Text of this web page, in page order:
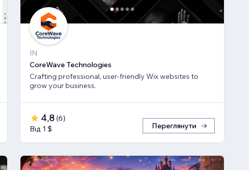
IN
CoreWave Technologies
Crafting professional, user-friendly Wix websites to
grow your business.
4,8 (6)
Від 1 $
Переглянути